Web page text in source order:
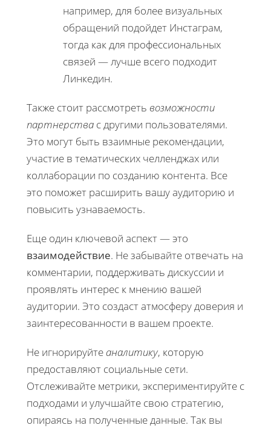
например, для более визуальных
обращений подойдет Инстаграм,
тогда как для профессиональных
связей — лучше всего подходит
Линкедин.
Также стоит рассмотреть возможности
партнерства с другими пользователями.
Это могут быть взаимные рекомендации,
участие в тематических челленджах или
коллаборации по созданию контента. Все
это поможет расширить вашу аудиторию и
повысить узнаваемость.
Еще один ключевой аспект — это
взаимодействие. Не забывайте отвечать на
комментарии, поддерживать дискуссии и
проявлять интерес к мнению вашей
аудитории. Это создаст атмосферу доверия и
заинтересованности в вашем проекте.
Не игнорируйте аналитику, которую
предоставляют социальные сети.
Отслеживайте метрики, экспериментируйте с
подходами и улучшайте свою стратегию,
опираясь на полученные данные. Так вы